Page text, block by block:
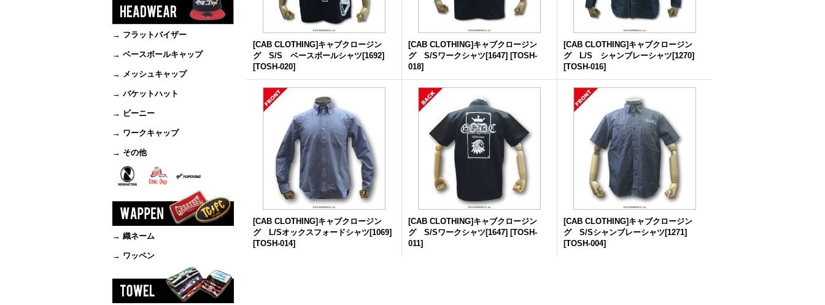
→ フラットバイザー
→ ベースボールキャップ
→ メッシュキャップ
→ バケットハット
→ ビーニー
→ ワークキャップ
→ その他
→ 織ネーム
→ ワッペン
[CAB CLOTHING]キャブクロージン
グ S/S ベースボールシャツ[1692]
[TOSH-020]
[CAB CLOTHING]キャブクロージン
グ S/Sワークシャツ[1647] [TOSH-
018]
[CAB CLOTHING]キャブクロージン
グ L/S シャンブレーシャツ[1270]
[TOSH-016]
[CAB CLOTHING]キャブクロージン
グ L/Sオックスフォードシャツ[1069]
[TOSH-014]
[CAB CLOTHING]キャブクロージン
グ S/Sワークシャツ[1647] [TOSH-
011]
[CAB CLOTHING]キャブクロージン
グ S/Sシャンブレーシャツ[1271]
[TOSH-004]